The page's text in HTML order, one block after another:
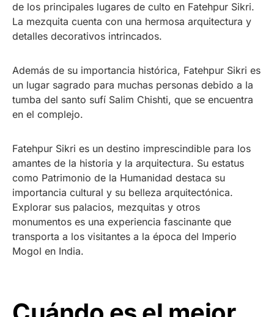
de los principales lugares de culto en Fatehpur Sikri.
La mezquita cuenta con una hermosa arquitectura y
detalles decorativos intrincados.
Además de su importancia histórica, Fatehpur Sikri es
un lugar sagrado para muchas personas debido a la
tumba del santo sufí Salim Chishti, que se encuentra
en el complejo.
Fatehpur Sikri es un destino imprescindible para los
amantes de la historia y la arquitectura. Su estatus
como Patrimonio de la Humanidad destaca su
importancia cultural y su belleza arquitectónica.
Explorar sus palacios, mezquitas y otros
monumentos es una experiencia fascinante que
transporta a los visitantes a la época del Imperio
Mogol en India.